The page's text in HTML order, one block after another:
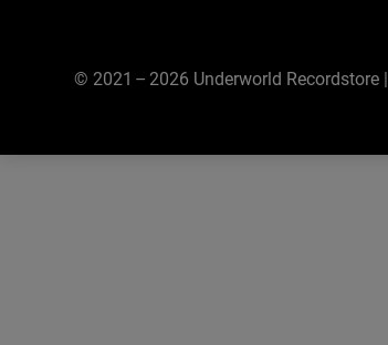
© 2021 – 2026 Underworld Recordstore |